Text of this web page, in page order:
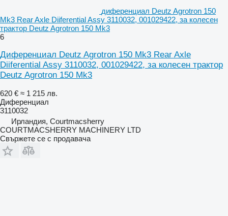
диференциал Deutz Agrotron 150
Mk3 Rear Axle Diiferential Assy 3110032, 001029422, за колесен
трактор Deutz Agrotron 150 Mk3
6
Диференциал Deutz Agrotron 150 Mk3 Rear Axle
Diiferential Assy 3110032, 001029422, за колесен трактор
Deutz Agrotron 150 Mk3
620 € ≈ 1 215 лв.
Диференциал
3110032
Ирландия, Courtmacsherry
COURTMACSHERRY MACHINERY LTD
Свържете се с продавача